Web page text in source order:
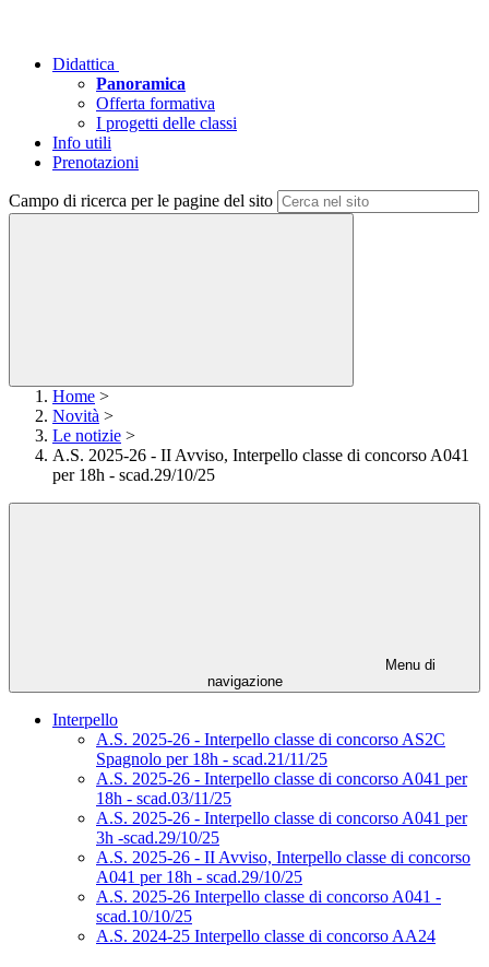
Didattica
Panoramica
Offerta formativa
I progetti delle classi
Info utili
Prenotazioni
Campo di ricerca per le pagine del sito
Home >
Novità >
Le notizie >
A.S. 2025-26 - II Avviso, Interpello classe di concorso A041
per 18h - scad.29/10/25
Menu di
navigazione
Interpello
A.S. 2025-26 - Interpello classe di concorso AS2C
Spagnolo per 18h - scad.21/11/25
A.S. 2025-26 - Interpello classe di concorso A041 per
18h - scad.03/11/25
A.S. 2025-26 - Interpello classe di concorso A041 per
3h -scad.29/10/25
A.S. 2025-26 - II Avviso, Interpello classe di concorso
A041 per 18h - scad.29/10/25
A.S. 2025-26 Interpello classe di concorso A041 -
scad.10/10/25
A.S. 2024-25 Interpello classe di concorso AA24